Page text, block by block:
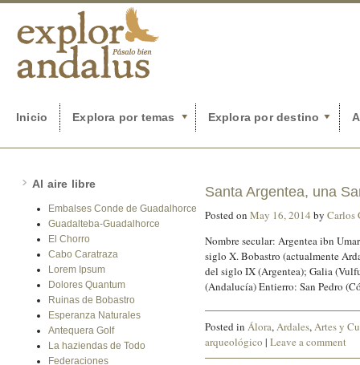
Inicio Explora por temas Explora por destino
Al aire libre
Embalses Conde de Guadalhorce
Guadalteba-Guadalhorce
El Chorro
Cabo Caratraza
Lorem Ipsum
Dolores Quantum
Ruinas de Bobastro
Esperanza Naturales
Antequera Golf
La haziendas de Todo
Federaciones
Santa Argentea, una
Posted on May 16, 2014 by Carlos
Nombre secular: Argentea ibn
siglo X. Bobastro (actualmente
del siglo IX (Argentea); Galia
(Andalucía) Entierro: San Pedro
Posted in Álora, Ardales, Artes y
arqueológico | Leave a comment